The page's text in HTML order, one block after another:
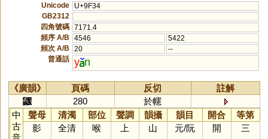
Unicode
U+9F34
GB2312
四角號碼 7171.4
頻序 A/B
4546
5422
頻次 A/B
20
--
普通話 y n
《廣韻》 頁碼 反切
註解
鼴
280
於幰
中
古
聲母 清濁 部位 聲調 韻攝 韻目 開合
等第
影
全清 喉 上 山 元/阮 開 三